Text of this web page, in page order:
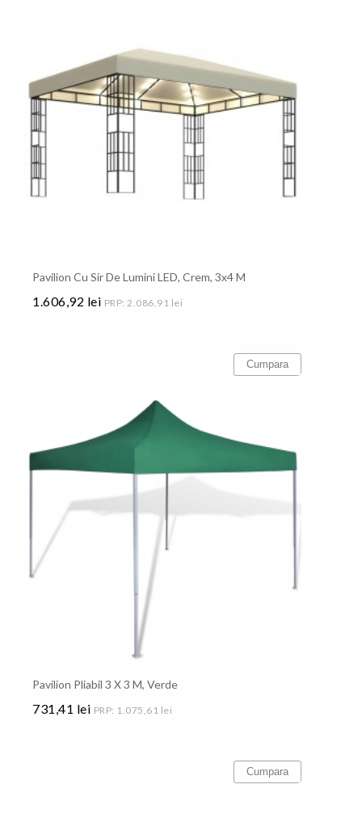
Pavilion Cu Sir De Lumini LED, Crem, 3x4 M
1.606,92 lei PRP: 2.086,91 lei
Cumpara
Pavilion Pliabil 3 X 3 M, Verde
731,41 lei PRP: 1.075,61 lei
Cumpara